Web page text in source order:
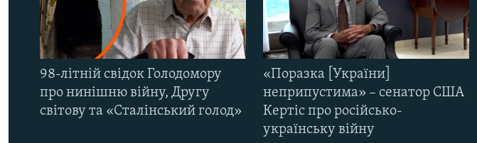
98-літній свідок Голодомору
про нинішню війну, Другу
світову та «Сталінський голод»
«Поразка [України]
неприпустима» – сенатор США
Кертіс про російсько-
українську війну